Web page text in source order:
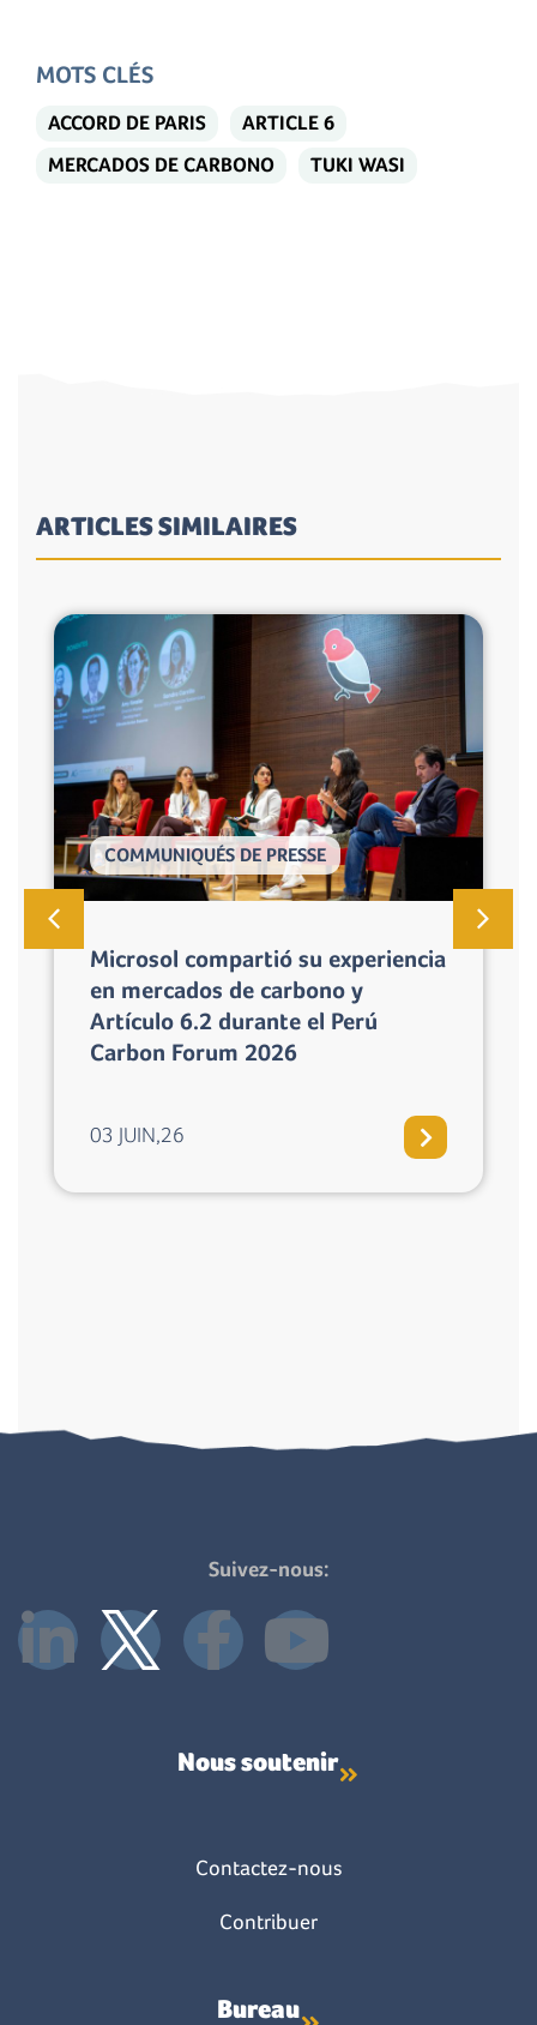
MOTS CLÉS
ACCORD DE PARIS
ARTICLE 6
MERCADOS DE CARBONO
TUKI WASI
ARTICLES SIMILAIRES
COMMUNIQUÉS DE PRESSE
Microsol compartió su experiencia
en mercados de carbono y
Artículo 6.2 durante el Perú
Carbon Forum 2026
03 JUIN,26
Suivez-nous:
Nous soutenir
Contactez-nous
Contribuer
Bureau